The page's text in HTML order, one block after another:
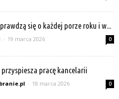
się o każdej porze roku i w...
- 19 marca 2026 0
pracę kancelarii
- 18 marca 2026 0